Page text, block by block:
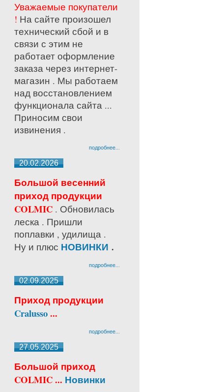
Уважаемые покупатели
! На сайте произошел
технический сбой и в
связи с этим не
работает оформление
заказа через интернет-
магазин . Мы работаем
над восстановлением
функционала сайта ...
Приносим свои
извинения .
подробнее...
20.02.2026
Большой весенний
приход продукции
COLMIC . Обновилась
леска . Пришли
поплавки , удилища .
Ну и плюс НОВИНКИ .
подробнее...
02.09.2025
Приход продукции
Cralusso...
подробнее...
27.05.2025
Большой приход
COLMIC ... Новинки